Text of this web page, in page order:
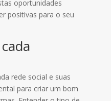
oportunidades
positivas para o seu
rede social e suas
para criar um bom